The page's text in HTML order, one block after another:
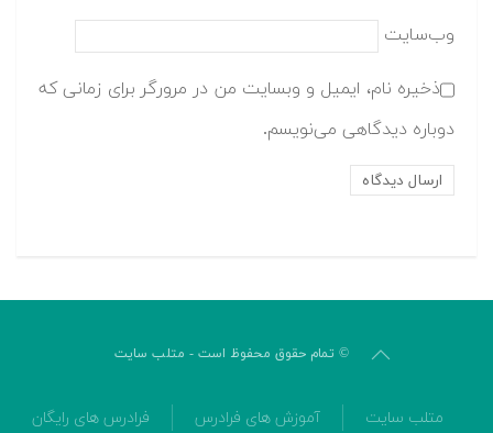
وب‌سایت
ذخیره نام، ایمیل و وبسایت من در مرورگر برای زمانی که
دوباره دیدگاهی می‌نویسم.
© تمام حقوق محفوظ است - متلب سایت
متلب سایت آموزش های فرادرس فرادرس های رایگان